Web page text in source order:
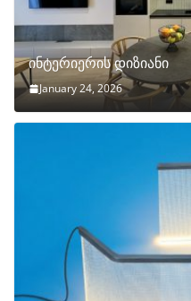
ინტერიერის დიზიანი
January 24, 2026